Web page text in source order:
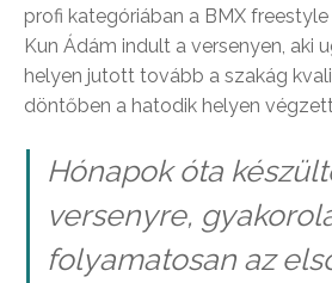
profi kategóriában a BMX
Kun Ádám indult a versenyen, aki
helyen jutott tovább a szakág
döntőben a hatodik helyen
Hónapok óta
versenyre,
folyamatosan az